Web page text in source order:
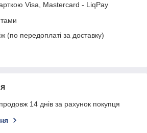
Visa, Mastercard - LiqPay
(по передоплаті за доставку)
14 днів за рахунок покупця